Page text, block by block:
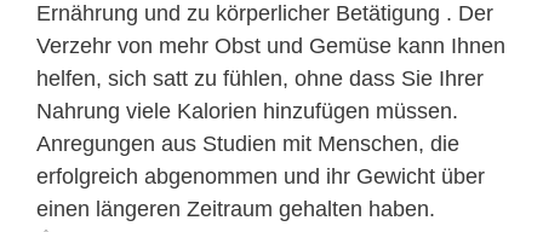
Ernährung und zu körperlicher Betätigung . Der
Verzehr von mehr Obst und Gemüse kann Ihnen
helfen, sich satt zu fühlen, ohne dass Sie Ihrer
Nahrung viele Kalorien hinzufügen müssen.
Anregungen aus Studien mit Menschen, die
erfolgreich abgenommen und ihr Gewicht über
einen längeren Zeitraum gehalten haben.